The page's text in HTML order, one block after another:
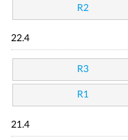
R2
22.4
R3
R1
21.4